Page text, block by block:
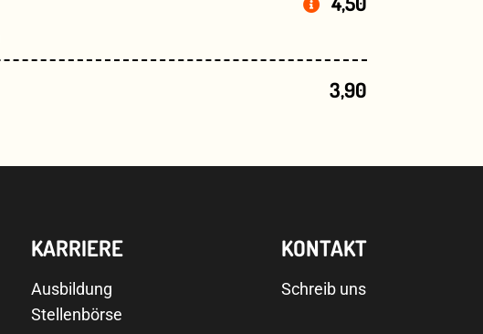
3,90
KARRIERE
Ausbildung
Stellenbörse
KONTAKT
Schreib uns